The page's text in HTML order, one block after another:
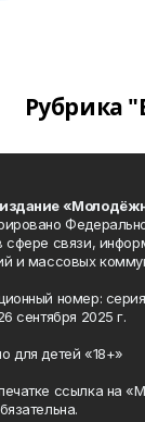
Рубрика
сфере связи,
и массовых
номер:
сентября 2025 г.
для детей «18+»
ссылка на